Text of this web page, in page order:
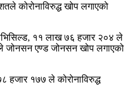
कोरोनाविरुद्ध खोप लगाएको
११ लाख ७६ हजार २०४ ले
जोनसन एण्ड जोनसन खोप लगाएको
हजार १७७ ले कोरोनाविरुद्ध